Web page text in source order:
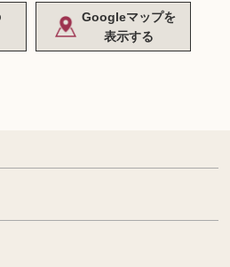
Googleマップを
表示する